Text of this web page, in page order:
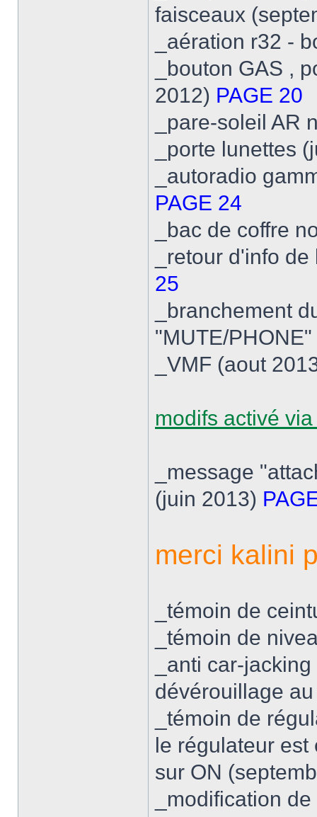
faisceaux
_aération r32 -
_bouton GAS ,
2012) PAGE 20
_pare-soleil
_porte lunettes
_autoradio
PAGE 24
_bac de coffre
_retour d'info
25
_branchement
"MUTE/
_VMF (aout
modifs activé
_message
(juin 2013)
merci kalini
_témoin de
_témoin de
_anti car-
dévérouillage
_témoin de
le régulateur
sur ON
_modification